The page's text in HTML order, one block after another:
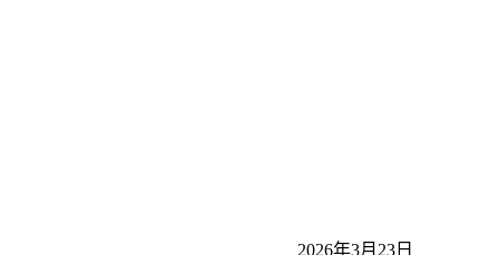
2026年3月23日